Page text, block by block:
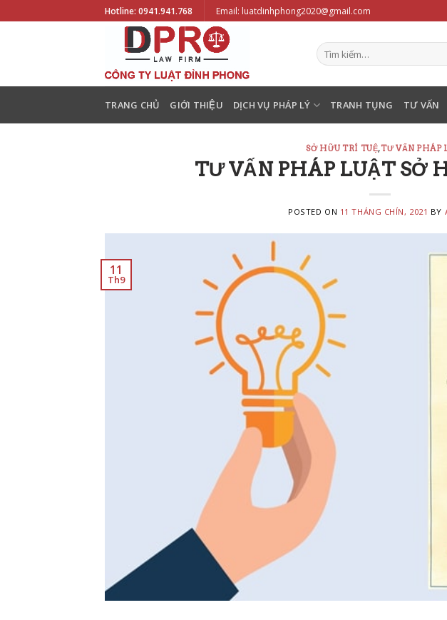
to
Hotline: 0941.941.768 Email: luatdinhphong2020@gmail.com
TRANG CHỦ GIỚI THIỆU DỊCH VỤ PHÁP LÝ TRANH TỤNG TƯ VẤN
SỞ HỮU TRÍ TUỆ,TƯ VẤN PHÁP
TƯ VẤN PHÁP LUẬT SỞ
POSTED ON 11 THÁNG CHÍN, 2021 BY
11
Th9